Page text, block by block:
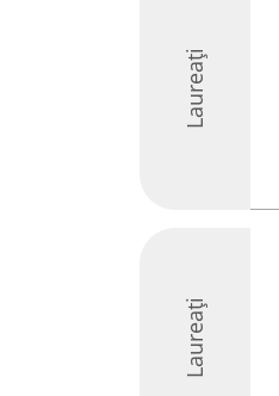
Laureați
Laureați